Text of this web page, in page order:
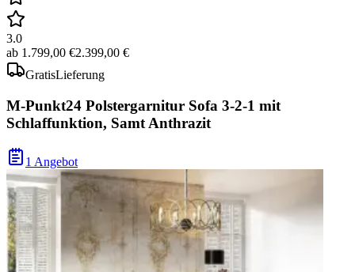
3.0
ab 1.799,00 €2.399,00 €
GratisLieferung
M-Punkt24 Polstergarnitur Sofa 3-2-1 mit
Schlaffunktion, Samt Anthrazit
1 Angebot